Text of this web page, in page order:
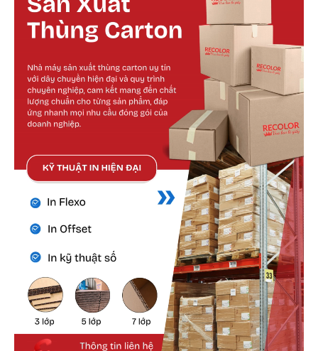
Cấu tạo thùng carton 5 lớp 30x20x10
Cấu tạo bên ngoài
Lớp giấy mặt ngoài được lựa chọn kỹ lưỡng,
đảm bảo độ dày, độ bền và khả năng chịu tác
động cơ học.
Màu sắc có thể tùy chỉnh nhưng thường ưu tiên
tone kraft vàng cổ điển hoặc kraft trắng để dễ
nhận diện.
Bề mặt nhám nhẹ giúp tăng độ bám dính với
keo, tránh tình trạng bong tróc trong vận
chuyển.
Bề ngoài cũng dễ vệ sinh, không dễ bám bẩn
hoặc thấm nước nếu xử lý chống ẩm.
Cấu tạo bên trong
Lớp giấy sóng là lớp quan trọng nhất giúp gia
tăng độ đàn hồi và giảm xóc. Tùy yêu cầu chịu